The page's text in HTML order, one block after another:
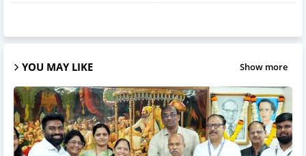
YOU MAY LIKE Show more